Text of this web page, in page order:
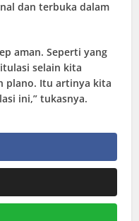
dan terbuka dalam
aman. Seperti yang
selain kita
plano. Itu artinya kita
ini,” tukasnya.